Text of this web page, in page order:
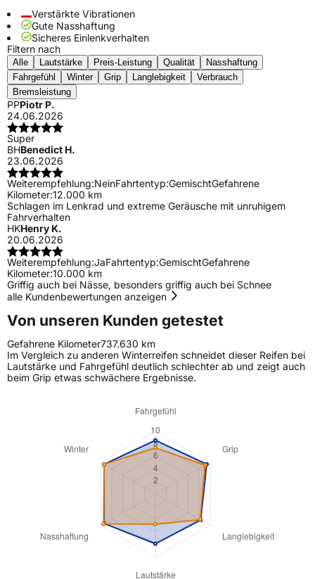
Verstärkte Vibrationen
Gute Nasshaftung
Sicheres Einlenkverhalten
Filtern nach
Alle Lautstärke Preis-Leistung Qualität
Nasshaftung
Fahrgefühl
Winter Grip Langlebigkeit
Verbrauch
Bremsleistung
PPPiotr P.
24.06.2026
Super
BHBenedict H.
23.06.2026
Weiterempfehlung:NeinFahrtentyp:GemischtGefahrene
Kilometer:12.000 km
Schlagen im Lenkrad und extreme Geräusche mit unruhigem
Fahrverhalten
HKHenry K.
20.06.2026
Weiterempfehlung:JaFahrtentyp:GemischtGefahrene
Kilometer:10.000 km
Griffig auch bei Nässe, besonders griffig auch bei Schnee
alle Kundenbewertungen anzeigen
Von unseren Kunden getestet
Gefahrene Kilometer737.630 km
Im Vergleich zu anderen Winterreifen schneidet dieser Reifen bei
Lautstärke und Fahrgefühl deutlich schlechter ab und zeigt auch
beim Grip etwas schwächere Ergebnisse.